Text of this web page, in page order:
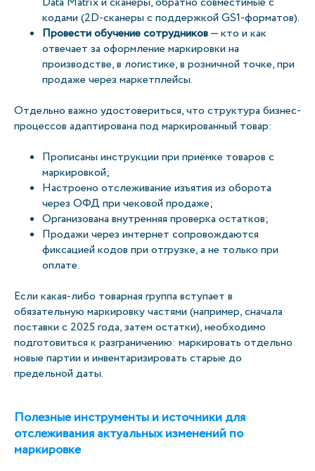
кодами (2D-сканеры с поддержкой GS1-форматов).
Провести обучение сотрудников— кто и как
отвечает за оформление маркировки на
производстве, в логистике, в розничной точке, при
продаже через маркетплейсы.
Отдельно важно удостовериться, что структура бизнес-
процессов адаптирована под маркированный товар:
Прописаны инструкции при приёмке товаров с
маркировкой;
Настроено отслеживание изъятия из оборота
через ОФД при чековой продаже;
Организована внутренняя проверка остатков;
Продажи через интернет сопровождаются
фиксацией кодов при отгрузке, а не только при
оплате.
Если какая-либо товарная группа вступает в
обязательную маркировку частями (например, сначала
поставки с 2025 года, затем остатки), необходимо
подготовиться к разграничению: маркировать отдельно
новые партии и инвентаризировать старые до
предельной даты.
Полезные инструменты и источники для
отслеживания актуальных изменений по
маркировке